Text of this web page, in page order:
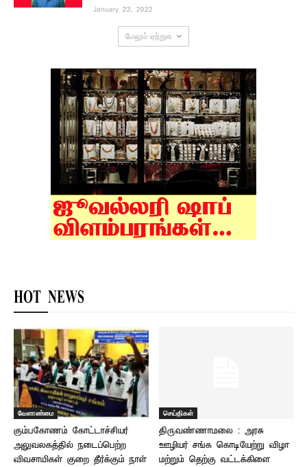
January 22, 2022
மேலும் ஏற்றுக
HOT NEWS
வேளாண்மை
கும்பகோணம் கோட்டாச்சியர்
அலுவலகத்தில் நடைப்பெற்ற
விவசாயிகள் குறை தீர்க்கும் நாள்
செய்திகள்
திருவண்ணாமலை : அரசு
ஊழியர் சங்க கொடியேற்று விழா
மற்றும் தெற்கு வட்டக்கிளை